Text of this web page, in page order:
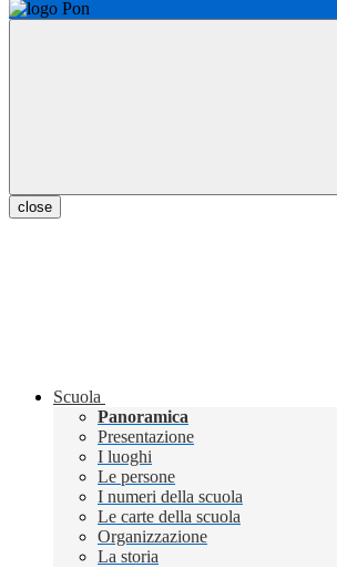
close
Scuola
Panoramica
Presentazione
I luoghi
Le persone
I numeri della scuola
Le carte della scuola
Organizzazione
La storia